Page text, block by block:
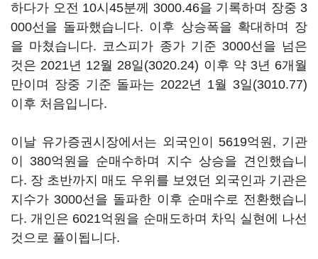
하다가 오전 10시45분께 3000.46을 기록하며 장중 3
000선을 돌파했습니다. 이후 상승폭을 확대하며 장
을 마쳤습니다. 코스피가 종가 기준 3000선을 넘은
것은 2021년 12월 28일(3020.24) 이후 약 3년 6개월
만이며 장중 기준 돌파는 2022년 1월 3일(3010.77)
이후 처음입니다.
이날 유가증권시장에서는 외국인이 5619억원, 기관
이 380억원을 순매수하며 지수 상승을 견인했습니
다. 장 초반까지 매도 우위를 보였던 외국인과 기관은
지수가 3000선을 돌파한 이후 순매수로 전환했습니
다. 개인은 6021억원을 순매도하며 차익 실현에 나선
것으로 풀이됩니다.